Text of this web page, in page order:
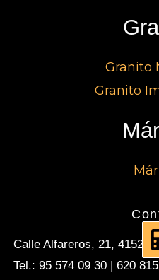
Granito
Granito
Calle Alfareros, 21, 41520
Tel.: 95 574 09 30 | 620